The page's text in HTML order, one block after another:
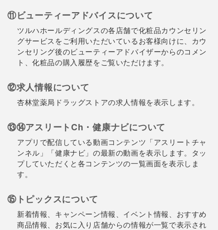
⑪ビューティーアドバイスについて
ツルハホールディングスの各店舗で化粧品カウンセリン
グサービスをご利用いただいているお客様向けに、カウ
ンセリング後のビューティーアドバイザーからのコメン
ト、化粧品の購入履歴をご覧いただけます。
⑫求人情報について
杏林堂薬局ドラッグストアの求人情報を表示します。
⑬⑭アスリートCh・健康ナビについて
アプリで配信している動画コンテンツ「アスリートチャ
ンネル」「健康ナビ」の最新の動画を表示します。タッ
プしていただくと各コンテンツの一覧画面を表示しま
す。
⑮トピックスについて
新着情報、キャンペーン情報、イベント情報、おすすめ
商品情報、お気に入り店舗からの情報が一覧で表示され